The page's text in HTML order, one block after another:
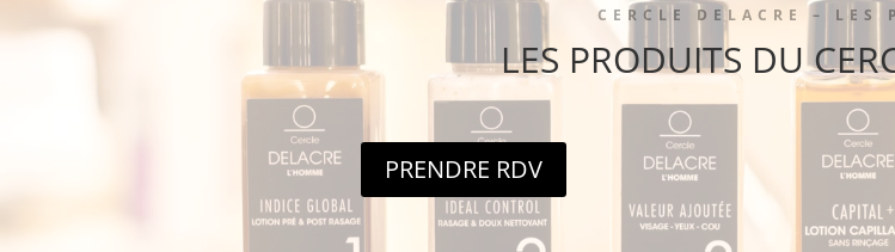
CERCLE DELACRE – LES
LES PRODUITS DU
PRENDRE RDV